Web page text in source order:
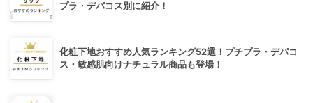
プラ・デパコス別に紹介！
化粧下地おすすめ人気ランキング52選！プチプラ・デパコ
ス・敏感肌向けナチュラル商品も登場！